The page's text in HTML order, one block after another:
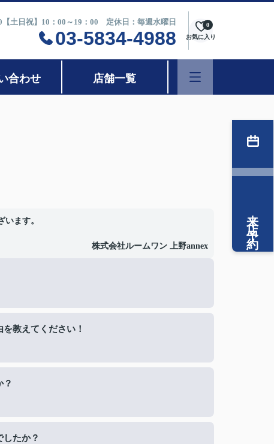
土日祝】10：00～19：00 定休日：毎週水曜日
03-5834-4988 お気に入り
0
合わせ 店舗一覧
ます。
株式会社ルームワン 上野annex
教えてください！
？
たか？
来店予約